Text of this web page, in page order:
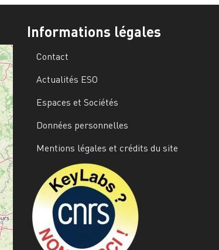
Informations légales
Contact
Actualités ESO
Espaces et Sociétés
Données personnelles
Mentions légales et crédits du site